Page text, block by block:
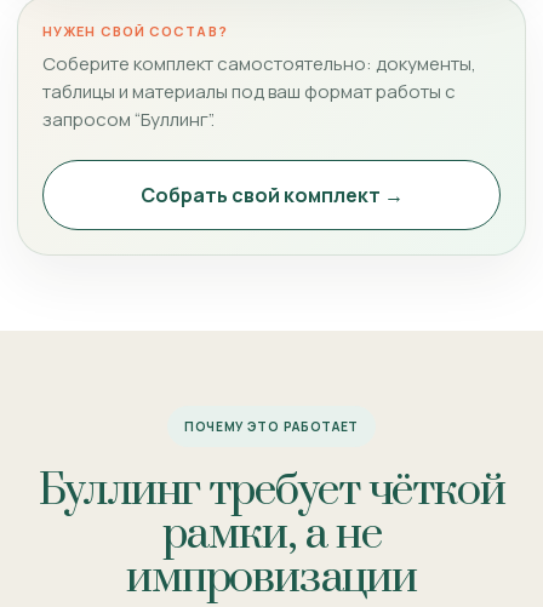
НУЖЕН СВОЙ СОСТАВ?
Соберите комплект самостоятельно: документы,
таблицы и материалы под ваш формат работы с
запросом “Буллинг”.
Собрать свой комплект →
ПОЧЕМУ ЭТО РАБОТАЕТ
Буллинг требует чёткой
рамки, а не
импровизации